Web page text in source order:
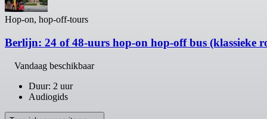
Hop-on, hop-off-tours
Berlijn: 24 of 48-uurs hop-on hop-off bus (klassieke
Vandaag beschikbaar
Duur: 2 uur
Audiogids